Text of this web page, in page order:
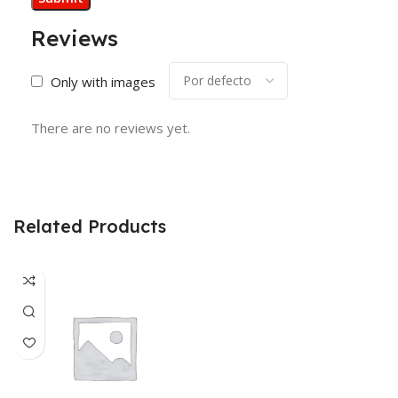
Reviews
Only with images
There are no reviews yet.
Related Products